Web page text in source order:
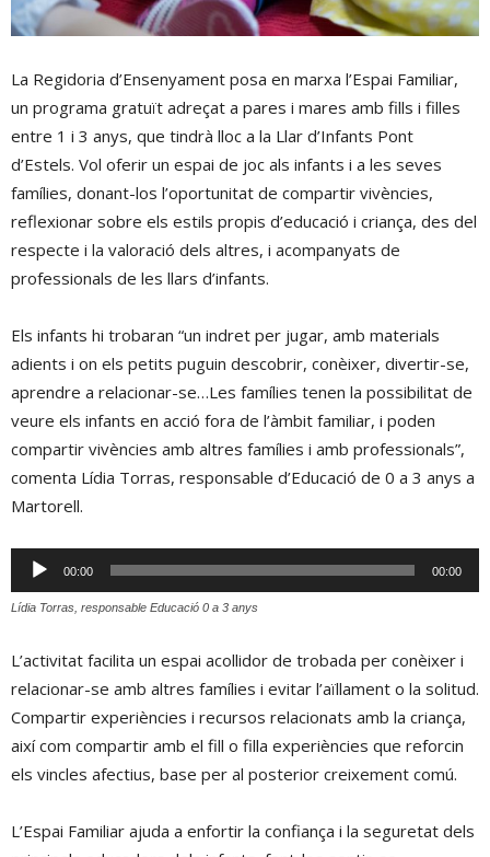
La Regidoria d’Ensenyament posa en marxa l’Espai Familiar,
un programa gratuït adreçat a pares i mares amb fills i filles
entre 1 i 3 anys, que tindrà lloc a la Llar d’Infants Pont
d’Estels. Vol oferir un espai de joc als infants i a les seves
famílies, donant-los l’oportunitat de compartir vivències,
reflexionar sobre els estils propis d’educació i criança, des del
respecte i la valoració dels altres, i acompanyats de
professionals de les llars d’infants.
Els infants hi trobaran “un indret per jugar, amb materials
adients i on els petits puguin descobrir, conèixer, divertir-se,
aprendre a relacionar-se…Les famílies tenen la possibilitat de
veure els infants en acció fora de l’àmbit familiar, i poden
compartir vivències amb altres famílies i amb professionals”,
comenta Lídia Torras, responsable d’Educació de 0 a 3 anys a
Martorell.
Reproductor
d'àudio
00:00 00:00
Lídia Torras, responsable Educació 0 a 3 anys
L’activitat facilita un espai acollidor de trobada per conèixer i
relacionar-se amb altres famílies i evitar l’aïllament o la solitud.
Compartir experiències i recursos relacionats amb la criança,
així com compartir amb el fill o filla experiències que reforcin
els vincles afectius, base per al posterior creixement comú.
L’Espai Familiar ajuda a enfortir la confiança i la seguretat dels